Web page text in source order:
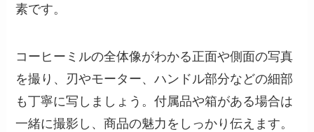
素です。
コーヒーミルの全体像がわかる正面や側面の写真
を撮り、刃やモーター、ハンドル部分などの細部
も丁寧に写しましょう。付属品や箱がある場合は
一緒に撮影し、商品の魅力をしっかり伝えます。